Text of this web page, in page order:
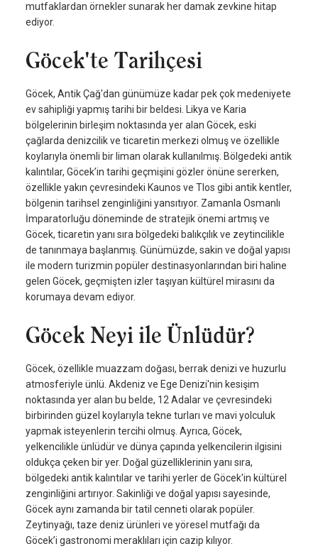
mutfaklardan örnekler sunarak her damak zevkine hitap
ediyor.
Göcek'te Tarihçesi
Göcek, Antik Çağ'dan günümüze kadar pek çok medeniyete
ev sahipliği yapmış tarihi bir beldesi. Likya ve Karia
bölgelerinin birleşim noktasında yer alan Göcek, eski
çağlarda denizcilik ve ticaretin merkezi olmuş ve özellikle
koylarıyla önemli bir liman olarak kullanılmış. Bölgedeki antik
kalıntılar, Göcek’in tarihi geçmişini gözler önüne sererken,
özellikle yakın çevresindeki Kaunos ve Tlos gibi antik kentler,
bölgenin tarihsel zenginliğini yansıtıyor. Zamanla Osmanlı
İmparatorluğu döneminde de stratejik önemi artmış ve
Göcek, ticaretin yanı sıra bölgedeki balıkçılık ve zeytincilikle
de tanınmaya başlanmış. Günümüzde, sakin ve doğal yapısı
ile modern turizmin popüler destinasyonlarından biri haline
gelen Göcek, geçmişten izler taşıyan kültürel mirasını da
korumaya devam ediyor.
Göcek Neyi ile Ünlüdür?
Göcek, özellikle muazzam doğası, berrak denizi ve huzurlu
atmosferiyle ünlü. Akdeniz ve Ege Denizi'nin kesişim
noktasında yer alan bu belde, 12 Adalar ve çevresindeki
birbirinden güzel koylarıyla tekne turları ve mavi yolculuk
yapmak isteyenlerin tercihi olmuş. Ayrıca, Göcek,
yelkencilikle ünlüdür ve dünya çapında yelkencilerin ilgisini
oldukça çeken bir yer. Doğal güzelliklerinin yanı sıra,
bölgedeki antik kalıntılar ve tarihi yerler de Göcek'in kültürel
zenginliğini artırıyor. Sakinliği ve doğal yapısı sayesinde,
Göcek aynı zamanda bir tatil cenneti olarak popüler.
Zeytinyağı, taze deniz ürünleri ve yöresel mutfağı da
Göcek’i gastronomi meraklıları için cazip kılıyor.